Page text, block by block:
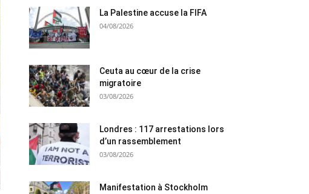
La Palestine accuse la FIFA
04/08/2026
Ceuta au cœur de la crise
migratoire
03/08/2026
Londres : 117 arrestations lors
d’un rassemblement
03/08/2026
Manifestation à Stockholm